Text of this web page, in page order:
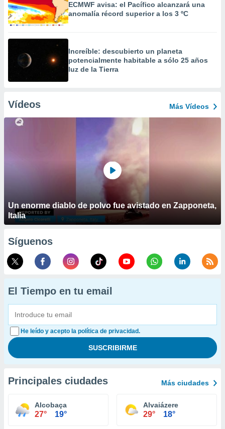
ECMWF avisa: el Pacífico alcanzará una
anomalía récord superior a los 3 ºC
Increíble: descubierto un planeta
potencialmente habitable a sólo 25 años
luz de la Tierra
Vídeos Más Vídeos
Un enorme diablo de polvo fue avistado en Zapponeta,
Italia
Síguenos
El Tiempo en tu email
He leído y acepto la política de privacidad.
Principales ciudades Más ciudades
Alcobaça
27° 19°
Alvaiázere
29° 18°